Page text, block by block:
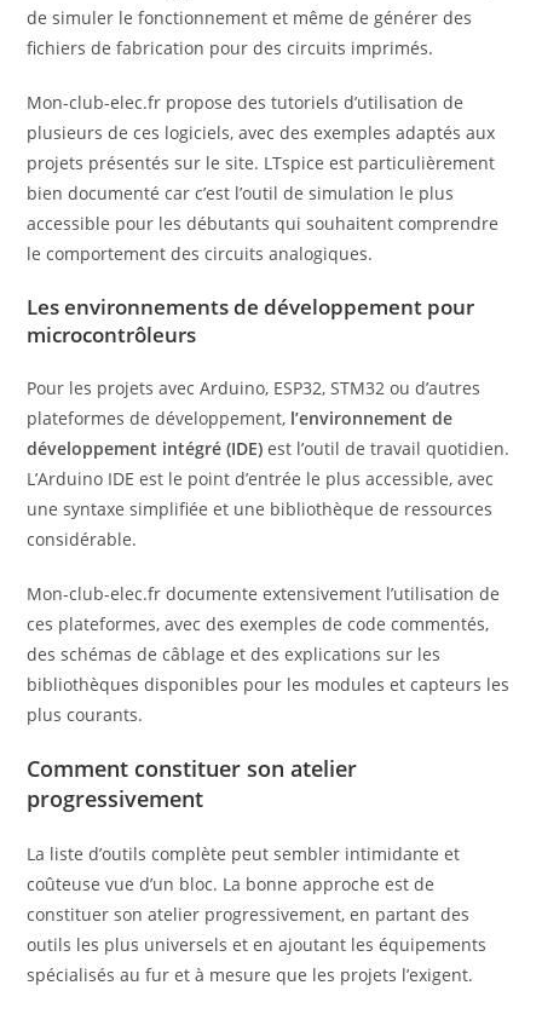
de simuler le fonctionnement et même de générer des
fichiers de fabrication pour des circuits imprimés.
Mon-club-elec.fr propose des tutoriels d’utilisation de
plusieurs de ces logiciels, avec des exemples adaptés aux
projets présentés sur le site. LTspice est particulièrement
bien documenté car c’est l’outil de simulation le plus
accessible pour les débutants qui souhaitent comprendre
le comportement des circuits analogiques.
Les environnements de développement pour
microcontrôleurs
Pour les projets avec Arduino, ESP32, STM32 ou d’autres
plateformes de développement, l’environnement de
développement intégré (IDE) est l’outil de travail quotidien.
L’Arduino IDE est le point d’entrée le plus accessible, avec
une syntaxe simplifiée et une bibliothèque de ressources
considérable.
Mon-club-elec.fr documente extensivement l’utilisation de
ces plateformes, avec des exemples de code commentés,
des schémas de câblage et des explications sur les
bibliothèques disponibles pour les modules et capteurs les
plus courants.
Comment constituer son atelier
progressivement
La liste d’outils complète peut sembler intimidante et
coûteuse vue d’un bloc. La bonne approche est de
constituer son atelier progressivement, en partant des
outils les plus universels et en ajoutant les équipements
spécialisés au fur et à mesure que les projets l’exigent.